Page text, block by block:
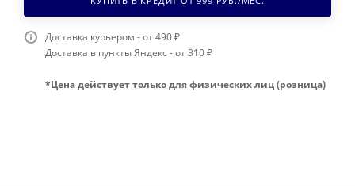
Доставка курьером - от 490 ₽
Доставка в пункты Яндекс - от 310 ₽
*Цена действует только для физических лиц (розница)